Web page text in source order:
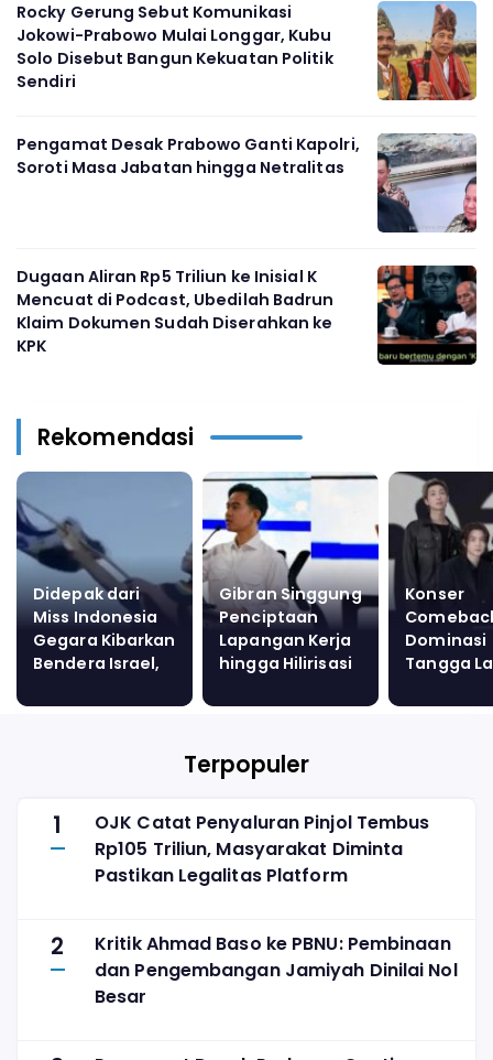
Rocky Gerung Sebut Komunikasi
Jokowi-Prabowo Mulai Longgar, Kubu
Solo Disebut Bangun Kekuatan Politik
Sendiri
Pengamat Desak Prabowo Ganti Kapolri,
Soroti Masa Jabatan hingga Netralitas
Dugaan Aliran Rp5 Triliun ke Inisial K
Mencuat di Podcast, Ubedilah Badrun
Klaim Dokumen Sudah Diserahkan ke
KPK
Rekomendasi
Didepak dari
Miss Indonesia
Gegara Kibarkan
Bendera Israel,
Salahkan
Gibran Singgung
Penciptaan
Lapangan Kerja
hingga Hilirisasi
Kepala Daerah,
omon yang
Diulang
Konser
Dominasi
Tangga
Negara
Terpopuler
1
OJK Catat Penyaluran Pinjol Tembus
Rp105 Triliun, Masyarakat Diminta
Pastikan Legalitas Platform
2
Kritik Ahmad Baso ke PBNU: Pembinaan
dan Pengembangan Jamiyah Dinilai Nol
Besar